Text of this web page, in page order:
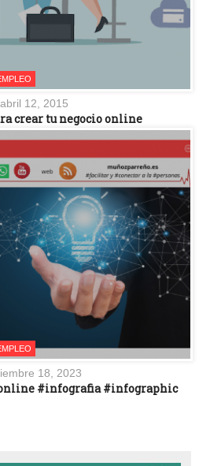
abril 12, 2015
crear tu negocio online
18, 2023
online #infografia #infographic